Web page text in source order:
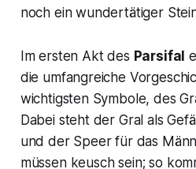
noch ein wundertätiger
Im ersten Akt des Parsifal
die umfangreiche
wichtigsten Symbole, des
Dabei steht der Gral als
und der Speer für das
müssen keusch sein; so